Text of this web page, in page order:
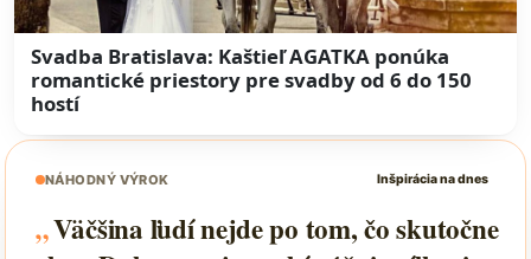
Svadba Bratislava: Kaštieľ AGATKA ponúka
romantické priestory pre svadby od 6 do 150
hostí